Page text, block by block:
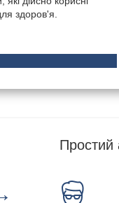
здоров'я.
Простий